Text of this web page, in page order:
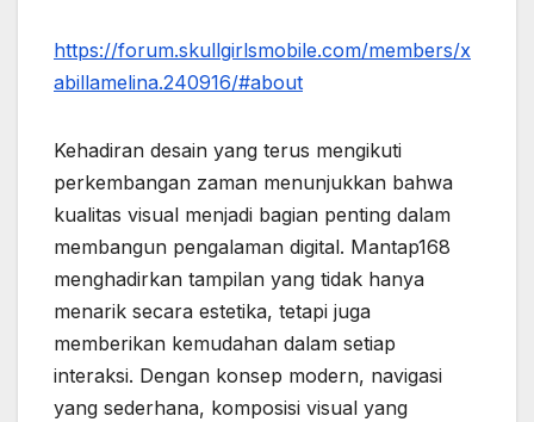
https://forum.skullgirlsmobile.com/members/x
abillamelina.240916/#about
Kehadiran desain yang terus mengikuti
perkembangan zaman menunjukkan bahwa
kualitas visual menjadi bagian penting dalam
membangun pengalaman digital. Mantap168
menghadirkan tampilan yang tidak hanya
menarik secara estetika, tetapi juga
memberikan kemudahan dalam setiap
interaksi. Dengan konsep modern, navigasi
yang sederhana, komposisi visual yang